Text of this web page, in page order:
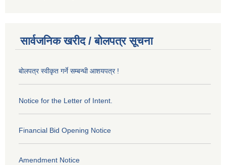
सार्वजनिक खरीद / बोलपत्र सूचना
बोलपत्र स्वीकृत गर्ने सम्बन्धी आशयपत्र !
Notice for the Letter of Intent.
Financial Bid Opening Notice
Amendment Notice